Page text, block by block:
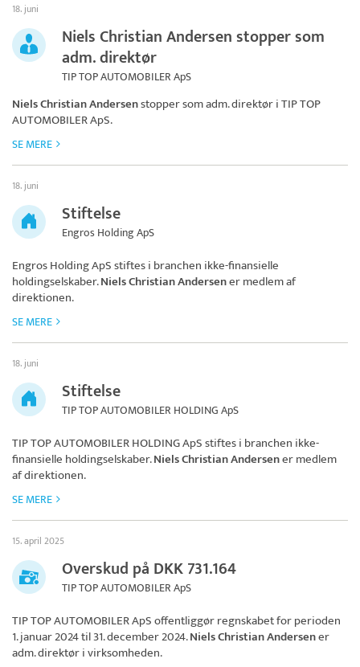
18. juni
Niels Christian Andersen stopper som
adm. direktør
TIP TOP AUTOMOBILER ApS
Niels Christian Andersenstopper som adm. direktør iTIP TOP
AUTOMOBILER ApS.
SE MERE
18. juni
Stiftelse
Engros Holding ApS
Engros Holding ApSstiftes i branchen ikke-finansielle
holdingselskaber.Niels Christian Andersener medlem af
direktionen.
SE MERE
18. juni
Stiftelse
TIP TOP AUTOMOBILER HOLDING ApS
TIP TOP AUTOMOBILER HOLDING ApSstiftes i branchen ikke-
finansielle holdingselskaber.Niels Christian Andersener medlem
af direktionen.
SE MERE
15. april 2025
Overskud på DKK 731.164
TIP TOP AUTOMOBILER ApS
TIP TOP AUTOMOBILER ApSoffentliggør regnskabet for perioden
1. januar 2024 til 31. december 2024.Niels Christian Andersener
adm. direktør i virksomheden.